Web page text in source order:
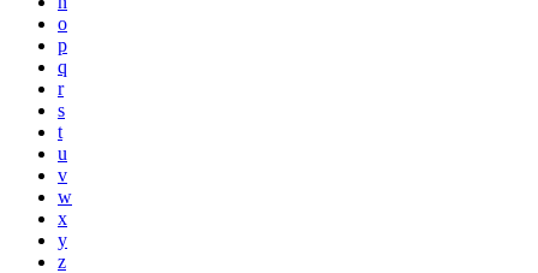
o
p
q
r
s
t
u
v
w
x
y
z